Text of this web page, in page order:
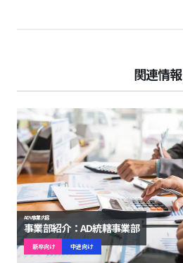
関連情報
ADV事業内容
事業部紹介：AD統轄事業部
新卒向け 中途向け